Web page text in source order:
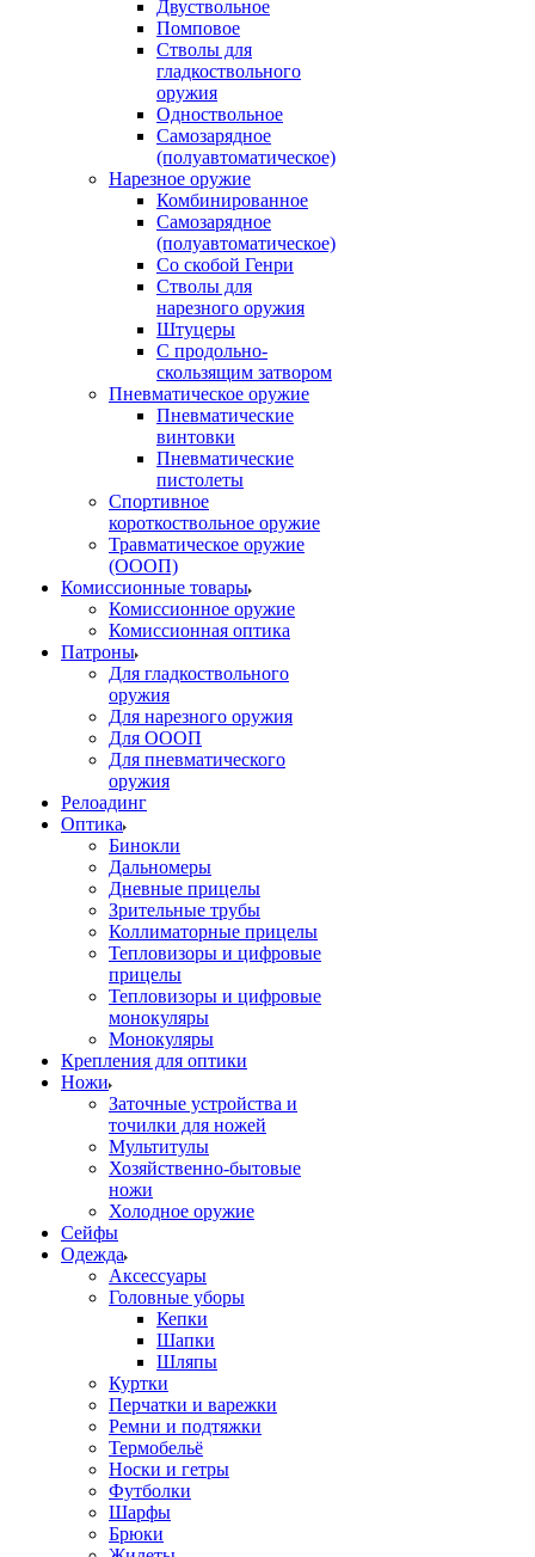
Двуствольное
Помповое
Стволы для
гладкоствольного
оружия
Одноствольное
Самозарядное
(полуавтоматическое)
Нарезное оружие
Комбинированное
Самозарядное
(полуавтоматическое)
Со скобой Генри
Стволы для
нарезного оружия
Штуцеры
С продольно-
скользящим затвором
Пневматическое оружие
Пневматические
винтовки
Пневматические
пистолеты
Спортивное
короткоствольное оружие
Травматическое оружие
(ОООП)
Комиссионные товары
Комиссионное оружие
Комиссионная оптика
Патроны
Для гладкоствольного
оружия
Для нарезного оружия
Для ОООП
Для пневматического
оружия
Релоадинг
Оптика
Бинокли
Дальномеры
Дневные прицелы
Зрительные трубы
Коллиматорные прицелы
Тепловизоры и цифровые
прицелы
Тепловизоры и цифровые
монокуляры
Монокуляры
Крепления для оптики
Ножи
Заточные устройства и
точилки для ножей
Мультитулы
Хозяйственно-бытовые
ножи
Холодное оружие
Сейфы
Одежда
Аксессуары
Головные уборы
Кепки
Шапки
Шляпы
Куртки
Перчатки и варежки
Ремни и подтяжки
Термобельё
Носки и гетры
Футболки
Шарфы
Брюки